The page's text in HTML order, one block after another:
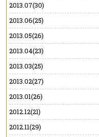
2013.07(30)
2013.06(25)
2013.05(26)
2013.04(23)
2013.03(25)
2013.02(27)
2013.01(26)
2012.12(21)
2012.11(29)